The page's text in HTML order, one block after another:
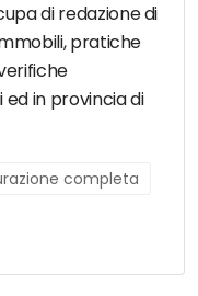
di redazione di
pratiche
in provincia di
completa